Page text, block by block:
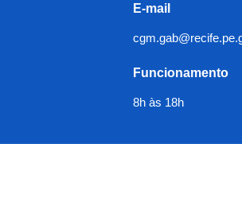
E-mail
Funcionamento
8h às 18h